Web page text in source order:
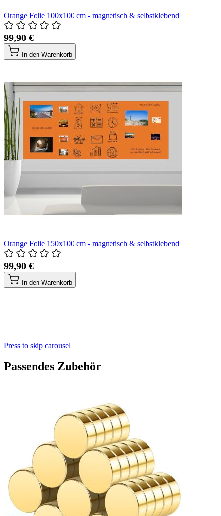
Orange Folie 100x100 cm - magnetisch & selbstklebend
99,90 €
In den Warenkorb
Orange Folie 150x100 cm - magnetisch & selbstklebend
99,90 €
In den Warenkorb
Press to skip carousel
Passendes Zubehör